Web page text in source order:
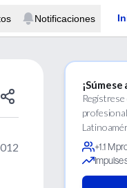
Notificaciones
+1.1 M
Impulse